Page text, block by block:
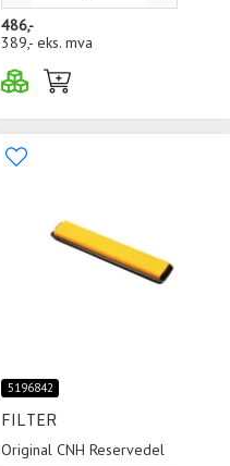
486,-
389,- eks. mva
5196842
FILTER
Original CNH Reservedel